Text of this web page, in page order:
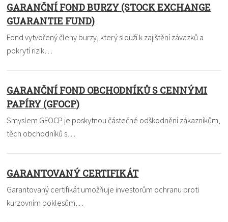
GARANČNÍ FOND BURZY (STOCK EXCHANGE
GUARANTIE FUND)
Fond vytvořený členy burzy, který slouží k zajištění závazků a
pokrytí rizik…
GARANČNÍ FOND OBCHODNÍKŮ S CENNÝMI
PAPÍRY (GFOCP)
Smyslem GFOCP je poskytnou částečné odškodnění zákazníkům,
těch obchodníků s…
GARANTOVANÝ CERTIFIKÁT
Garantovaný certifikát umožňuje investorům ochranu proti
kurzovním poklesům…